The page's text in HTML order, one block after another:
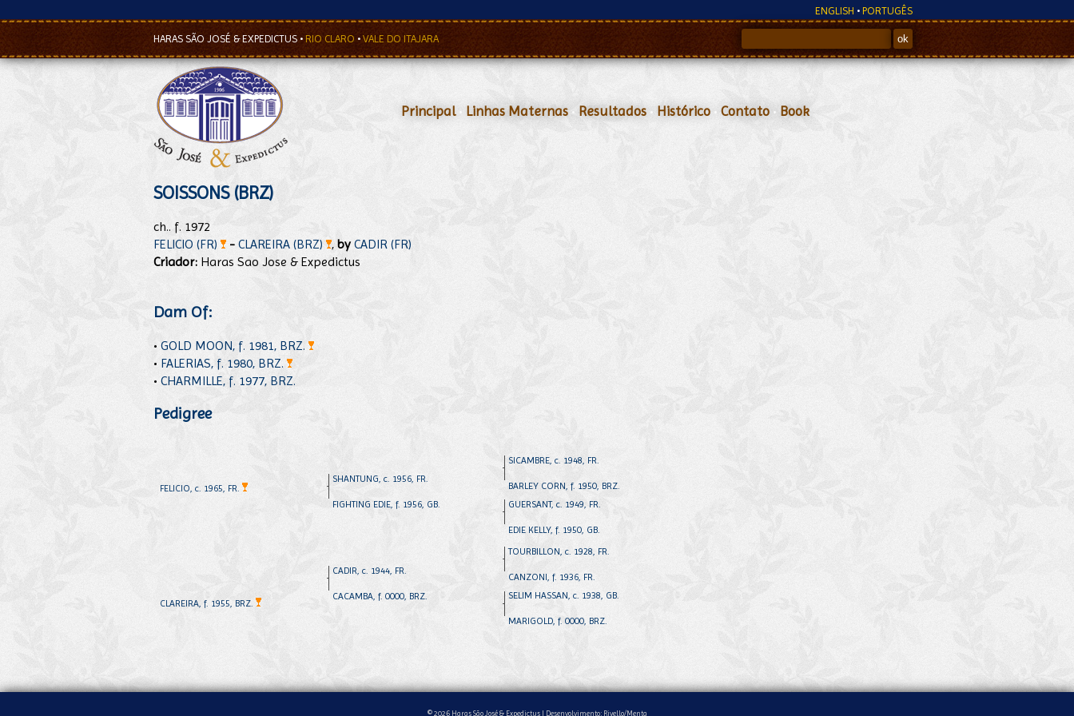
ENGLISH • PORTUGÊS
HARAS SÃO JOSÉ & EXPEDICTUS • RIO CLARO •VALE DO ITAJARA
Principal• Linhas Maternas • Resultados • Histórico • Contato • Book
SOISSONS (BRZ)
ch.. f. 1972
FELICIO (FR)
- CLAREIRA (BRZ) , by CADIR (FR)
Criador: Haras Sao Jose & Expedictus
Dam Of:
• GOLD MOON, f. 1981, BRZ.
• FALERIAS, f. 1980, BRZ.
• CHARMILLE, f. 1977, BRZ.
Pedigree
FELICIO, c. 1965, FR.
CLAREIRA, f. 1955, BRZ.
SHANTUNG, c. 1956, FR.
FIGHTING EDIE, f. 1956, GB.
CADIR, c. 1944, FR.
CACAMBA, f. 0000, BRZ.
SICAMBRE, c. 1948, FR.
BARLEY CORN, f. 1950, BRZ.
GUERSANT, c. 1949, FR.
EDIE KELLY, f. 1950, GB.
TOURBILLON, c. 1928, FR.
CANZONI, f. 1936, FR.
SELIM HASSAN, c. 1938, GB.
MARIGOLD, f. 0000, BRZ.
© 2026 Haras São José & Expedictus | Desenvolvimento: Rivello/Menta